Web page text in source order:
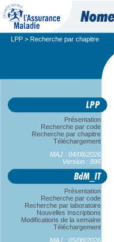
LPP > Recherche par chapitre
Présentation
Recherche par code
Recherche par chapitre
Téléchargement
MAJ : 04/08/2026
Version : 896
Présentation
Recherche par code
Recherche par laboratoire
Nouvelles Inscriptions
Modifications de la semaine
Téléchargement
MAJ : 05/08/2026